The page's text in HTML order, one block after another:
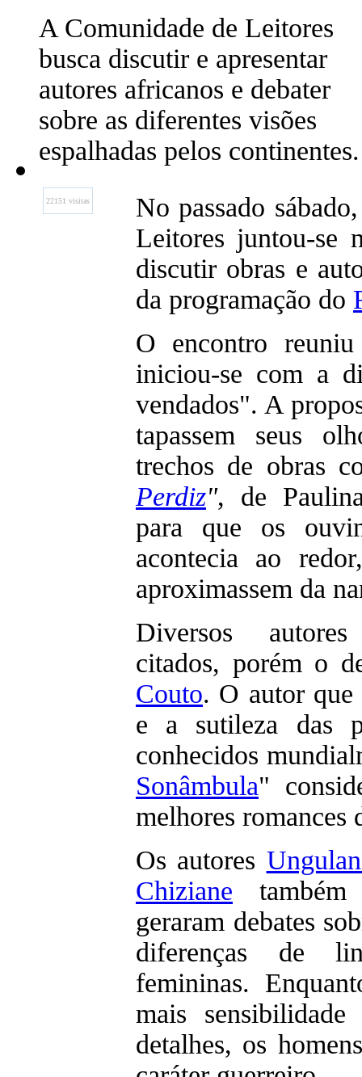
A Comunidade de Leitores
busca discutir e apresentar
autores africanos e debater
sobre as diferentes visões
espalhadas pelos continentes.
22151 visitas
No passado
Leitores juntou-se
discutir obras e
da programação do
O encontro
iniciou-se com a
vendados". A
tapassem seus
trechos de obras
Perdiz", de
para que os
acontecia ao
aproximassem da
Diversos
citados, porém o
Couto. O autor que
e a sutileza das
conhecidos
Sonâmbula"
melhores
Os autores
Chiziane
geraram debates
diferenças de
femininas.
mais
detalhes, os